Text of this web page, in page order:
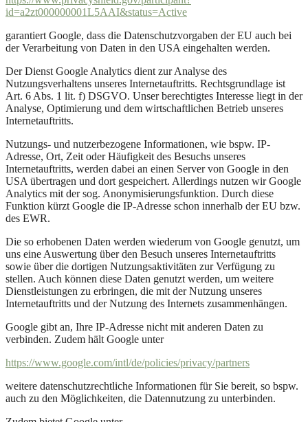
id=a2zt000000001L5AAI&status=Active
garantiert Google, dass die Datenschutzvorgaben der EU auch bei
der Verarbeitung von Daten in den USA eingehalten werden.
Der Dienst Google Analytics dient zur Analyse des
Nutzungsverhaltens unseres Internetauftritts. Rechtsgrundlage ist
Art. 6 Abs. 1 lit. f) DSGVO. Unser berechtigtes Interesse liegt in der
Analyse, Optimierung und dem wirtschaftlichen Betrieb unseres
Internetauftritts.
Nutzungs- und nutzerbezogene Informationen, wie bspw. IP-
Adresse, Ort, Zeit oder Häufigkeit des Besuchs unseres
Internetauftritts, werden dabei an einen Server von Google in den
USA übertragen und dort gespeichert. Allerdings nutzen wir Google
Analytics mit der sog. Anonymisierungsfunktion. Durch diese
Funktion kürzt Google die IP-Adresse schon innerhalb der EU bzw.
des EWR.
Die so erhobenen Daten werden wiederum von Google genutzt, um
uns eine Auswertung über den Besuch unseres Internetauftritts
sowie über die dortigen Nutzungsaktivitäten zur Verfügung zu
stellen. Auch können diese Daten genutzt werden, um weitere
Dienstleistungen zu erbringen, die mit der Nutzung unseres
Internetauftritts und der Nutzung des Internets zusammenhängen.
Google gibt an, Ihre IP-Adresse nicht mit anderen Daten zu
verbinden. Zudem hält Google unter
https://www.google.com/intl/de/policies/privacy/partners
weitere datenschutzrechtliche Informationen für Sie bereit, so bspw.
auch zu den Möglichkeiten, die Datennutzung zu unterbinden.